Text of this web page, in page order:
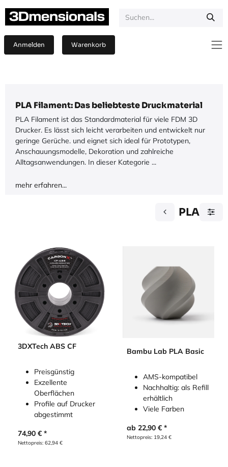
Anmelden Warenkorb
PLA Filament: Das beliebteste Druckmaterial
PLA Filament ist das Standardmaterial für viele FDM 3D
Drucker. Es lässt sich leicht verarbeiten und entwickelt nur
geringe Gerüche. und eignet sich ideal für Prototypen,
Anschauungsmodelle, Dekoration und zahlreiche
Alltagsanwendungen. In dieser Kategorie ...
mehr erfahren...
PLA
3DXTech ABS CF
Preisgünstig
Exzellente
Oberflächen
Profile auf Drucker
abgestimmt
74,90 €
Nettopreis: 62,94 €
Bambu Lab PLA Basic
AMS-kompatibel
Nachhaltig: als Refill
erhältlich
Viele Farben
ab 22,90€
Nettopreis: 19,24€